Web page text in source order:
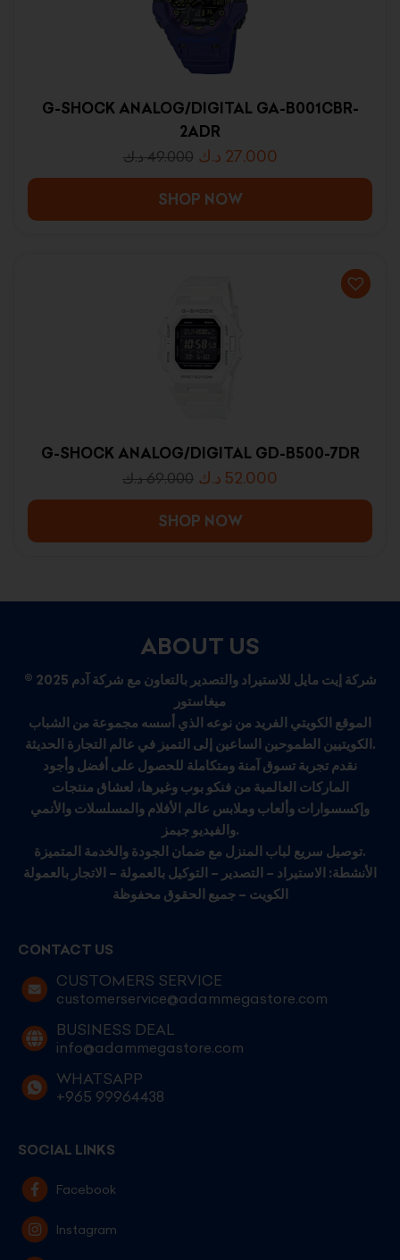
G-SHOCK ANALOG/DIGITAL GA-B001CBR-
2ADR
49.000 د.ك 27.000 د.ك
SHOP NOW
G-SHOCK ANALOG/DIGITAL GD-B500-7DR
69.000 د.ك 52.000 د.ك
SHOP NOW
ABOUT US
© 2025 شركة إيت مايل للاستيراد والتصدير بالتعاون مع شركة آدم
ميغاستور
الموقع الكويتي الفريد من نوعه الذي أسسه مجموعة من الشباب
الكويتيين الطموحين الساعين إلى التميز في عالم التجارة الحديثة.
نقدم تجربة تسوق آمنة ومتكاملة للحصول على أفضل وأجود
الماركات العالمية من فنكو بوب وغيرها، لعشاق منتجات
وإكسسوارات وألعاب وملابس عالم الأفلام والمسلسلات والأنمي
والفيديو جيمز.
توصيل سريع لباب المنزل مع ضمان الجودة والخدمة المتميزة.
الأنشطة: الاستيراد – التصدير – التوكيل بالعمولة – الاتجار بالعمولة
الكويت – جميع الحقوق محفوظة
CONTACT US
CUSTOMERS SERVICE
customerservice@adammegastore.com
BUSINESS DEAL
info@adammegastore.com
WHATSAPP
+965 99964438
SOCIAL LINKS
Facebook
Instagram